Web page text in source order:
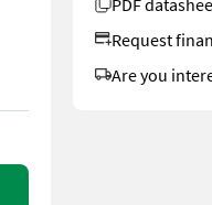
Request
Are you